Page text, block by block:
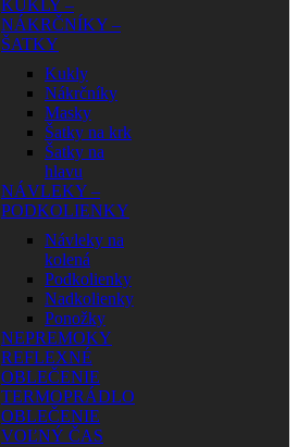
KUKLY –
NÁKRČNÍKY –
ŠATKY
Kukly
Nákrčníky
Masky
Šatky na krk
Šatky na
hlavu
NÁVLEKY –
PODKOLIENKY
Návleky na
kolená
Podkolienky
Nadkolienky
Ponožky
NEPREMOKY
REFLEXNÉ
OBLEČENIE
TERMOPRÁDLO
OBLEČENIE
VOĽNÝ ČAS